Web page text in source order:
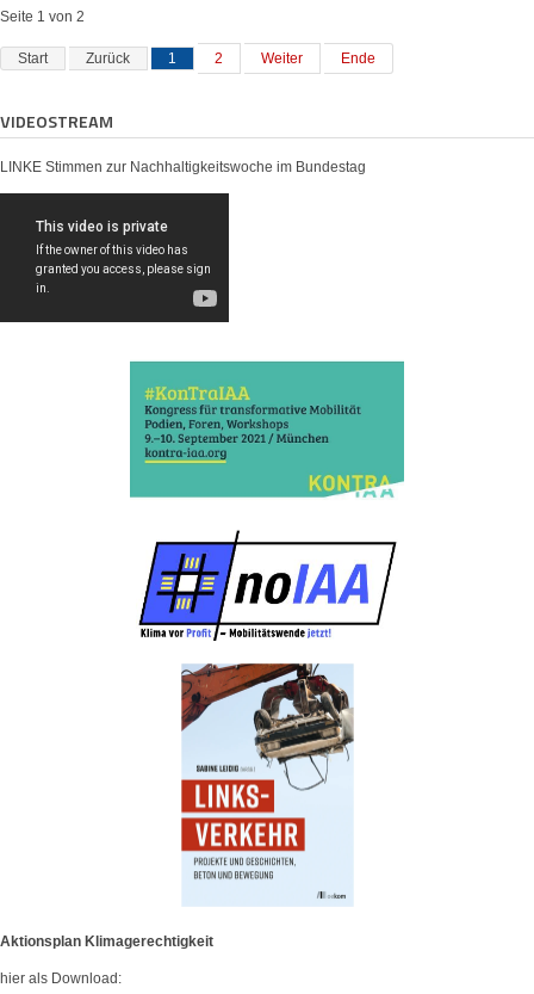
Seite 1 von 2
Start Zurück 1 2 Weiter Ende
VIDEOSTREAM
LINKE Stimmen zur Nachhaltigkeitswoche im Bundestag
Aktionsplan Klimagerechtigkeit
hier als Download: